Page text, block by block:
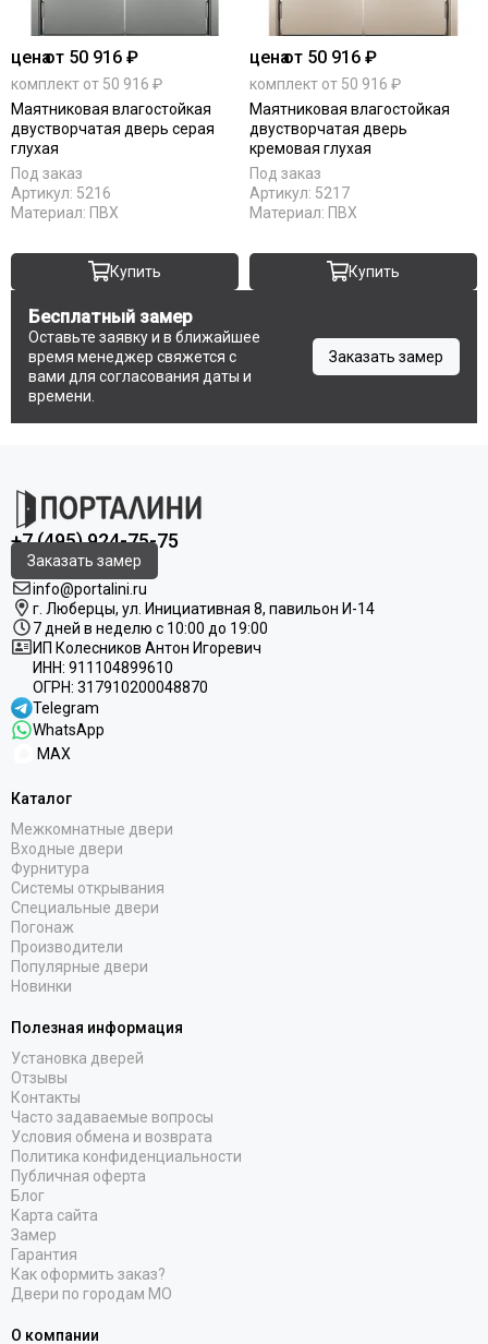
ценаот 50 916 ₽
комплект от 50 916 ₽
Маятниковая влагостойкая
двустворчатая дверь серая
глухая
Под заказ
Артикул: 5216
Материал: ПВХ
Купить
ценаот 50 916 ₽
комплект от 50 916 ₽
Маятниковая влагостойкая
двустворчатая дверь
кремовая глухая
Под заказ
Артикул: 5217
Материал: ПВХ
Купить
Бесплатный замер
Оставьте заявку и в ближайшее
время менеджер свяжется с
вами для согласования даты и
времени.
Заказать замер
+7 (495) 924-75-75
Заказать замер
info@portalini.ru
г. Люберцы, ул. Инициативная 8, павильон И-14
7 дней в неделю с 10:00 до 19:00
ИП Колесников Антон Игоревич
ИНН: 911104899610
ОГРН: 317910200048870
Telegram
WhatsApp
MAX
Каталог
Межкомнатные двери
Входные двери
Фурнитура
Системы открывания
Специальные двери
Погонаж
Производители
Популярные двери
Новинки
Полезная информация
Установка дверей
Отзывы
Контакты
Часто задаваемые вопросы
Условия обмена и возврата
Политика конфиденциальности
Публичная оферта
Блог
Карта сайта
Замер
Гарантия
Как оформить заказ?
Двери по городам МО
О компании